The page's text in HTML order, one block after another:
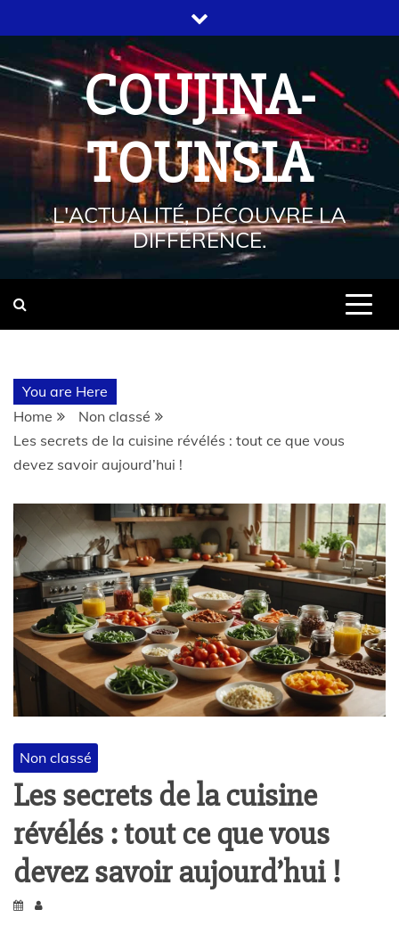
COUJINA-
TOUNSIA
L'ACTUALITÉ, DÉCOUVRE LA
DIFFÉRENCE.
You are Here
Home
Non classé
Les secrets de la cuisine révélés : tout ce que vous
devez savoir aujourd’hui !
Non classé
Les secrets de la cuisine
révélés : tout ce que vous
devez savoir aujourd’hui !